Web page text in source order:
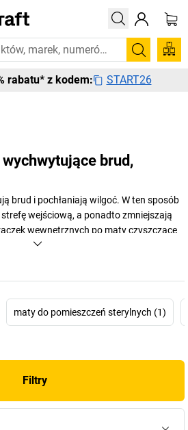
w ciągu 2-3 dni roboczych.
Szukaj
rabatu* z kodem: START26
brud,
brud i pochłaniają wilgoć. W ten sposób
wejściową, a ponadto zmniejszają
wewnętrznych po maty czyszczące
można znaleźć maty wejściowe do
maty do pomieszczeń sterylnych (1)
Filtry